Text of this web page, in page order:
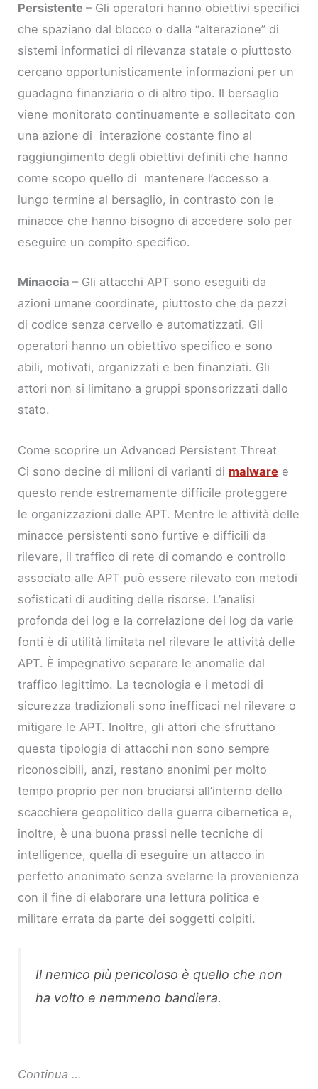
Persistente– Gli operatori hanno obiettivi specifici
che spaziano dal blocco o dalla “alterazione” di
sistemi informatici di rilevanza statale o piuttosto
cercano opportunisticamente informazioni per un
guadagno finanziario o di altro tipo. Il bersaglio
viene monitorato continuamente e sollecitato con
una azione di interazione costante fino al
raggiungimento degli obiettivi definiti che hanno
come scopo quello di mantenere l’accesso a
lungo termine al bersaglio, in contrasto con le
minacce che hanno bisogno di accedere solo per
eseguire un compito specifico.
Minaccia– Gli attacchi APT sono eseguiti da
azioni umane coordinate, piuttosto che da pezzi
di codice senza cervello e automatizzati. Gli
operatori hanno un obiettivo specifico e sono
abili, motivati, organizzati e ben finanziati. Gli
attori non si limitano a gruppi sponsorizzati dallo
stato.
Come scoprire un Advanced Persistent Threat
Ci sono decine di milioni di varianti di malware e
questo rende estremamente difficile proteggere
le organizzazioni dalle APT. Mentre le attività delle
minacce persistenti sono furtive e difficili da
rilevare, il traffico di rete di comando e controllo
associato alle APT può essere rilevato con metodi
sofisticati di auditing delle risorse. L’analisi
profonda dei log e la correlazione dei log da varie
fonti è di utilità limitata nel rilevare le attività delle
APT. È impegnativo separare le anomalie dal
traffico legittimo. La tecnologia e i metodi di
sicurezza tradizionali sono inefficaci nel rilevare o
mitigare le APT. Inoltre, gli attori che sfruttano
questa tipologia di attacchi non sono sempre
riconoscibili, anzi, restano anonimi per molto
tempo proprio per non bruciarsi all’interno dello
scacchiere geopolitico della guerra cibernetica e,
inoltre, è una buona prassi nelle tecniche di
intelligence, quella di eseguire un attacco in
perfetto anonimato senza svelarne la provenienza
con il fine di elaborare una lettura politica e
militare errata da parte dei soggetti colpiti.
Il nemico più pericoloso è quello che non
ha volto e nemmeno bandiera.
Continua …